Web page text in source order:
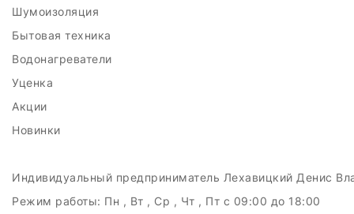
Шумоизоляция
Бытовая техника
Водонагреватели
Уценка
Акции
Новинки
Индивидуальный предприниматель Лехавицкий Денис
Режим работы: Пн , Вт , Ср , Чт , Пт c 09:00 до 18:00